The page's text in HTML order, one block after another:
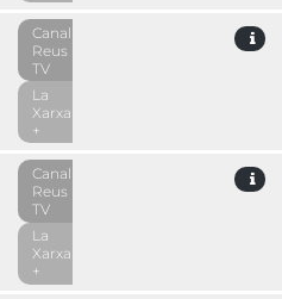
Canal
Reus
TV
La
Xarxa
+
Canal
Reus
TV
La
Xarxa
+